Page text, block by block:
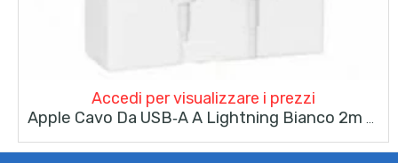
Accedi per visualizzare i prezzi
Apple Cavo Da USB‑A A Lightning Bianco 2m Originale MD819ZM/A